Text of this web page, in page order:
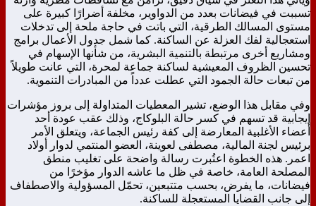
تسببت في فيضانات بعدد من الدواوير، مخلفة أضرارًا كبيرة على
مستوى المسالك الطرقية، التي باتت في حاجة ملحة إلى تدخلات
استعجالية لفك العزلة عن الساكنة. كما شمل جدول الأعمال برامج
ومشاريع أخرى مرتبطة بالتنمية البشرية، من شأنها الإسهام في
تحسين الظروف المعيشية لساكنة جماعة لمحرة، التي عانت طويلاً
من تبعات حالة الجمود التي عطلت عدداً من المبادرات التنموية.
وفي مقابل هذا الوضع، تشير المعطيات المتداولة إلى بروز مؤشرات
إيجابية قد تسهم في كسر حالة البلوكاج، وذلك عقب عودة أحد
أعضاء الأغلبية المعارضة إلى كفة رئيس الجماعة، ويتعلق الأمر
برئيس لجنة المالية، مصطفى لعوينة، العضو المنتمي لدوار أولاد
اعمر. هذه الخطوة اعتُبرت رسالة واضحة على تغليب منطق
المصلحة العامة، خاصة في ظل ما عاشه الدوار مؤخرًا من
فيضانات، ما يفرض، بحسب متتبعين، تحمّل المسؤولية والاصطفاف
إلى جانب القضايا المستعجلة للساكنة.